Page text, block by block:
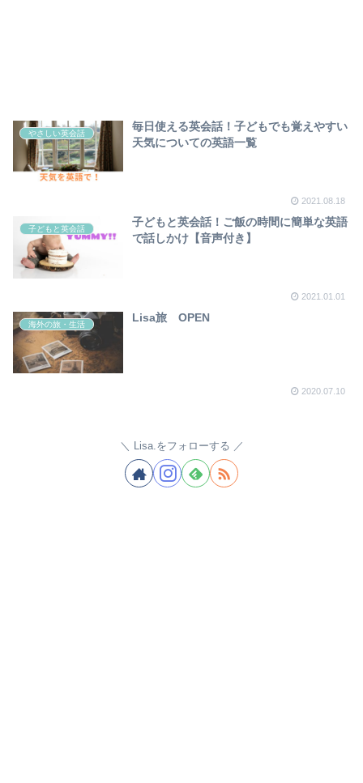
やさしい英会話
毎日使える英会話！子どもでも覚えやすい
天気についての英語一覧
2021.08.18
子どもと英会話
子どもと英会話！ご飯の時間に簡単な英語
で話しかけ【音声付き】
2021.01.01
海外の旅・生活
Lisa旅 OPEN
2020.07.10
Lisa.をフォローする